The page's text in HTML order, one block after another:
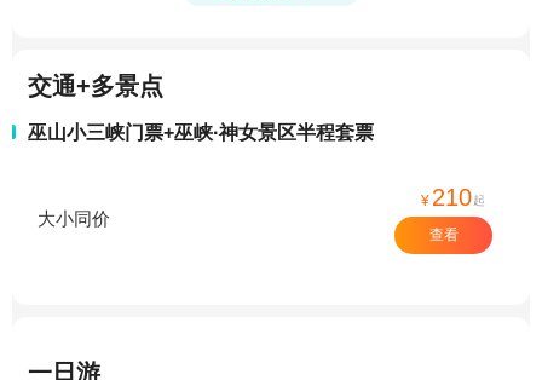
交通+多景点
巫山小三峡门票+巫峡·神女景区半程套票
大小同价
¥ 210起
查看
一日游